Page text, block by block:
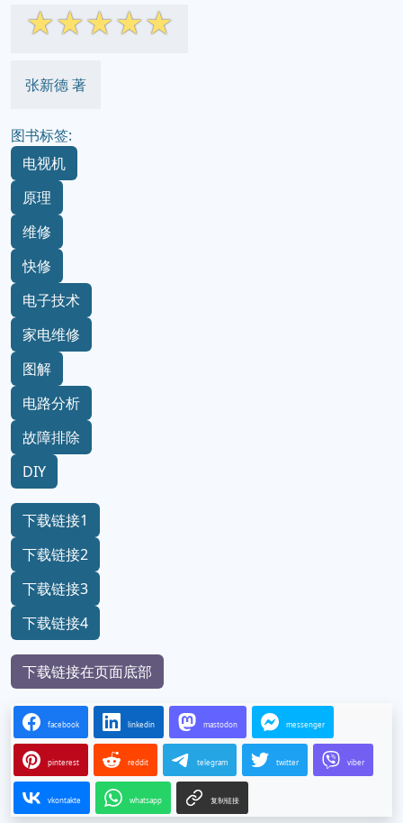
☆☆☆☆☆
张新德 著
图书标签:
电视机
原理
维修
快修
电子技术
家电维修
图解
电路分析
故障排除
DIY
下载链接1
下载链接2
下载链接3
下载链接4
下载链接在页面底部
facebook linkedin mastodon messenger
pinterest reddit telegram twitter viber
vkontakte whatsapp 复制链接